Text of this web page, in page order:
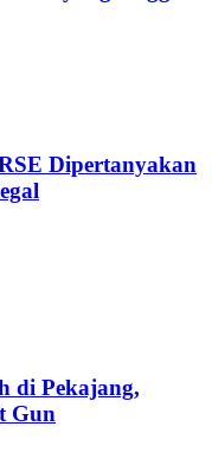
Dipertanyakan
di Pekajang,
Gun